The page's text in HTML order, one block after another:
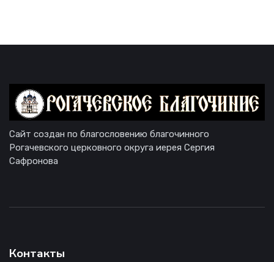
Сайт создан по благословению благочинного
Рогачевского церковного округа иерея Сергия
Сафронова
Контакты